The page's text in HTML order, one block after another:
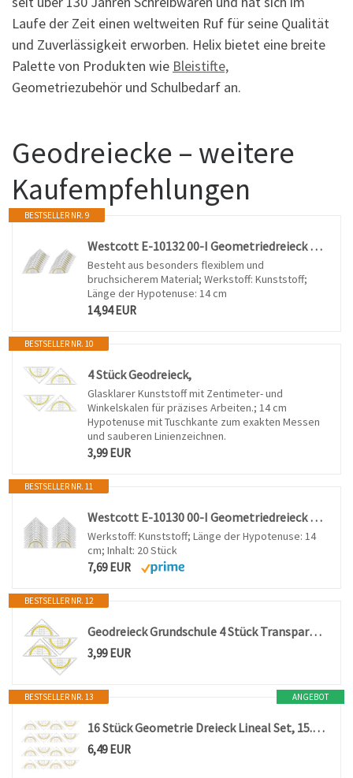
Laufe der Zeit einen weltweiten Ruf für seine Qualität
und Zuverlässigkeit erworben. Helix bietet eine breite
Palette von Produkten wie Bleistifte,
Geometriezubehör und Schulbedarf an.
Geodreiecke – weitere
Kaufempfehlungen
BESTSELLER NR. 9
Westcott E-10132 00-I Geometriedreieck Kunststoff, bruchsicher, 14 cm, 20 Stück, transparent
Besteht aus besonders flexiblem und
bruchsicherem Material; Werkstoff: Kunststoff;
Länge der Hypotenuse: 14 cm
14,94 EUR
BESTSELLER NR. 10
4 Stück Geodreieck,
Glasklarer Kunststoff mit Zentimeter- und
Winkelskalen für präzises Arbeiten.; 14 cm
Hypotenuse mit Tuschkante zum exakten Messen
und sauberen Linienzeichnen.
3,99 EUR
BESTSELLER NR. 11
Westcott E-10130 00-I Geometriedreieck Kunststoff, 14 cm, 20 Stück, transparent
Werkstoff: Kunststoff; Länge der Hypotenuse: 14
cm; Inhalt: 20 Stück
7,69 EUR
BESTSELLER NR. 12
Geodreieck Grundschule 4 Stück Transparentes Geometriedreieck aus bruchsicherem Kunststoff mit gelber Skala Hilfslinien stabil Winkelmesser für Büro oder Schule Geschäftsräume (4 Stück Ohne Griff)
3,99 EUR
ANGEBOT
BESTSELLER NR. 13
16 Stück Geometrie Dreieck Lineal Set, 15.7cm Geodreieck Geodreieck aus Kunststoff Zeichendreieck Winkelmesser Set Plastik Geometriedreieck, Geeignet für Studenten Büro Designer Malerei
6,49 EUR